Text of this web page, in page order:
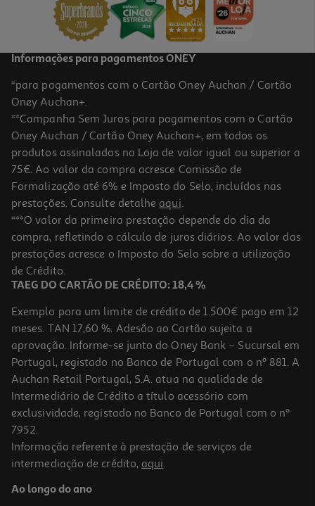
Informações para pagamentos ONEY
*para pagamentos com o Cartão Oney Auchan / Cartão
Oney Auchan+.
**Campanha Sem Juros para pagamentos com o Cartão
Oney Auchan / Cartão Oney Auchan+, em todos os
produtos assinalados na Loja de valor igual ou superior a
75€. Ao valor da compra acresce Comissão de
Formalização até 6% e Imposto do Selo, incluídos nas
prestações. Consulte detalhe aqui.
***O valor da primeira prestação depende do dia da
compra, refletindo o cálculo de juros diários. Ao valor das
prestações acresce o Imposto do Selo sobre a utilização
de Crédito.
TAEG DO CARTÃO DE CRÉDITO: 18,4 %
Exemplo para um limite de crédito de 1.500€ pago em 12
meses. TAN 17,60 %. Adesão ao Cartão sujeita a
aprovação. Informe-se junto do Oney Bank – Sucursal em
Portugal, registado no Banco de Portugal com o nº 881. A
Auchan Retail Portugal, S.A. atua na qualidade de
Intermediário de Crédito a título acessório com
exclusividade, registado no Banco de Portugal com o nº
7952.
Informação referente à prestação de serviços de
intermediação de crédito, aqui.
Ao longo do ano